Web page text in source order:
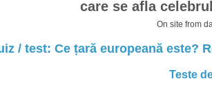
care se afla
On site from
/ test: Ce țară europeană este?
Teste